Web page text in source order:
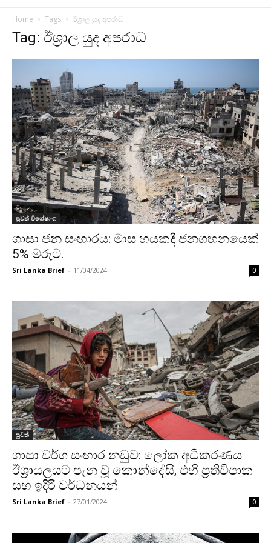
Home Tags ඊශ්‍රාල යුද අපරාධ
Tag: ඊශ්‍රාල යුද අපරාධ
පුවත් විශේෂාංග
ගාසා ජන සංහාරය: මාස හයකදී ජනගහනයෙක්
5% මරුට.
Sri Lanka Brief - 11/04/2024 0
පුවත්
ගාසා වර්ග සංහාර නඩුව: ලෝක අධිකරණය
ඊශ්‍රායලයට පැන වූ කොන්දේසි, එහි ප්‍රතිවිපාක
සහ ඉදිරි වර්ධනයන්
Sri Lanka Brief - 27/01/2024 0